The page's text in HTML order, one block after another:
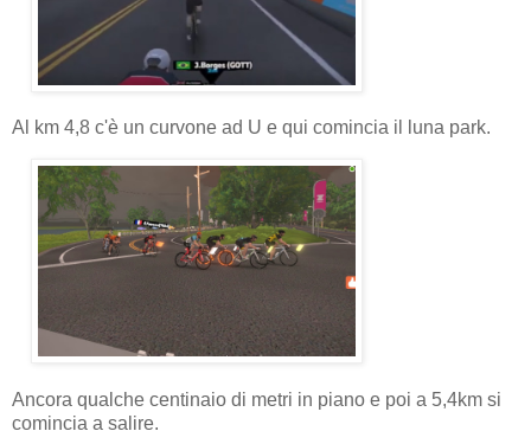
Al km 4,8 c'è un curvone ad U e qui comincia il luna park.
Ancora qualche centinaio di metri in piano e poi a 5,4km si
comincia a salire.